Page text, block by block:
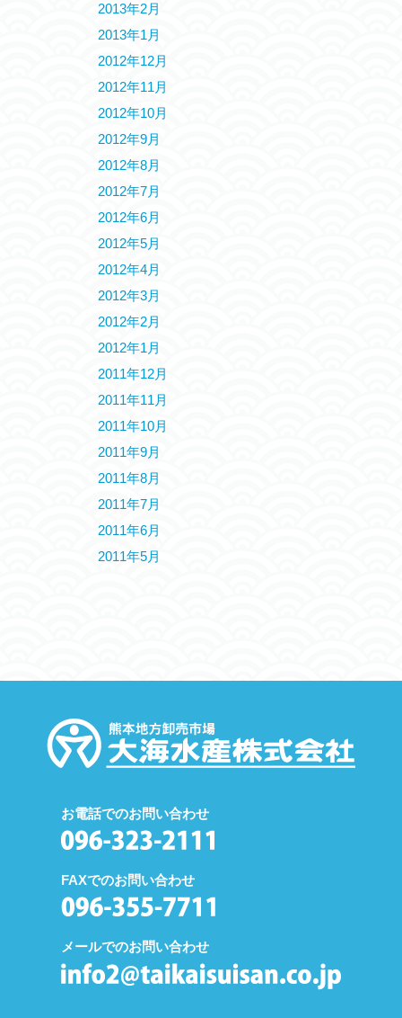
2013年2月
2013年1月
2012年12月
2012年11月
2012年10月
2012年9月
2012年8月
2012年7月
2012年6月
2012年5月
2012年4月
2012年3月
2012年2月
2012年1月
2011年12月
2011年11月
2011年10月
2011年9月
2011年8月
2011年7月
2011年6月
2011年5月
お電話でのお問い合わせ
FAXでのお問い合わせ
メールでのお問い合わせ